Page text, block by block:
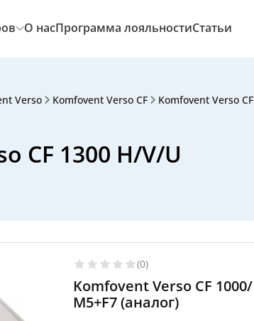
О насПрограмма лояльностиСтатьи
Verso Komfovent Verso CF Komfovent Verso
CF 1300 H/V/U
(0)
Komfovent Verso CF
M5+F7 (аналог)